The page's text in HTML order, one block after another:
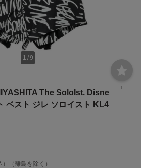
1 /9
1
The SoloIst. Disne
ベスト ジレ ソロイスト KL4
）（離島を除く）